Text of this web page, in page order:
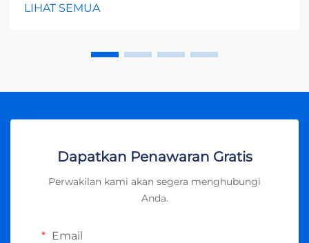
konsumen dan tantangan lingkungan. Infrastruktur
LIHAT SEMUA
Dapatkan Penawaran Gratis
Perwakilan kami akan segera menghubungi
Anda.
Email